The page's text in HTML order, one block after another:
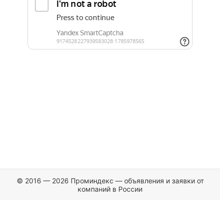
© 2016 — 2026 Проминдекс — объявления и заявки от
компаний в России